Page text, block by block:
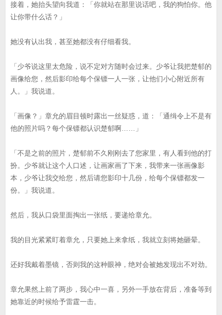
接着，她抬头望向我道：「你就站在那里说话吧，我的狗怕你。他
让你带什么话？」
她没有认出我，甚至她都没有仔细看我。
「少爷说这里太危险，说不定对方随时会过来。少爷让我把楚郁的
画像给您，然后影印给每个保镖一人一张，让他们小心附近所有
人。」我说道。
「画像？」章允的眉目顿时露出一丝疑惑，道：「通缉令上不是有
他的照片吗？每个保镖都认识楚郁啊……」
「不是之前的照片，楚郁前不久刚刚去了您家里，有人看到他的打
扮。少爷就让这个人口述，让画家画了下来，我带来一张画像影
本，少爷让我交给您，然后请您影印十几份，给每个保镖都发一
份。」我说道。
然后，我从口袋里面掏出一张纸，要递给章允。
我的目光紧紧盯着章允，只要她上来拿纸，我就立刻将她砸晕。
还好我戴着墨镜，否则我的这种眼神，绝对会被她发现出不对劲。
章允果然上前了两步，我心中一喜，另外一手放在背后，准备等到
她靠近的时候给予雷霆一击。